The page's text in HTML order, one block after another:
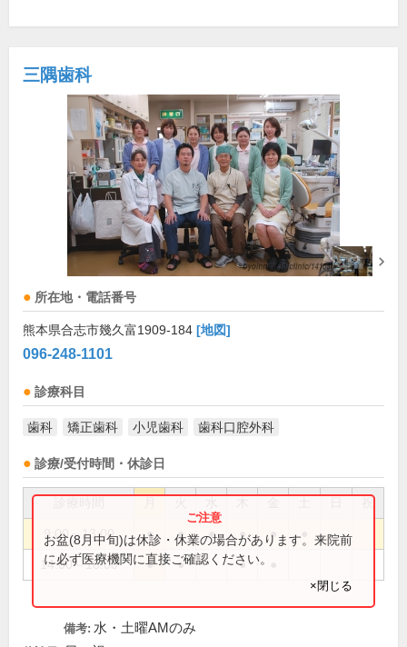
三隅歯科
所在地・電話番号
熊本県合志市幾久富1909-184 [地図]
096-248-1101
診療科目
歯科 矯正歯科 小児歯科 歯科口腔外科
診療/受付時間・休診日
祝
9:00～13:00 ● ● ● ● ●
14:00～18:00 ● ● ●
お盆(8月中旬)は休診・休業の場合があります。来院前
に必ず医療機関に直接ご確認ください。
×閉じる
備考: 水・土曜AMのみ